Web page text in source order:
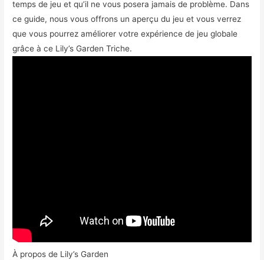
temps de jeu et qu’il ne vous posera jamais de problème. Dans
ce guide, nous vous offrons un aperçu du jeu et vous verrez
que vous pourrez améliorer votre expérience de jeu globale
grâce à ce Lily’s Garden Triche.
À propos de Lily’s Garden